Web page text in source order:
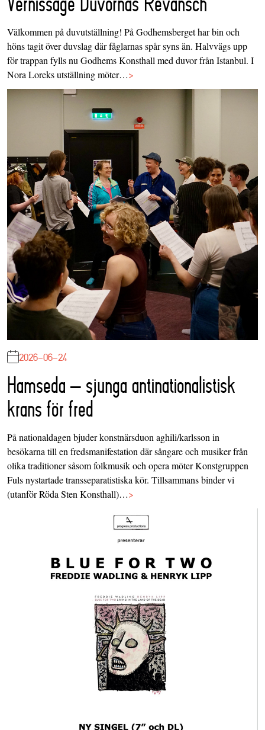
Välkommen på duvutställning! På Godhemsberget har bin och
höns tagit över duvslag där fåglarnas spår syns än. Halvvägs upp
för trappan fylls nu Godhems Konsthall med duvor från Istanbul. I
Nora Loreks utställning möter…>
2026-06-24
Hamseda – sjunga antinationalistisk
krans för fred
På nationaldagen bjuder konstnärsduon aghili/karlsson in
besökarna till en fredsmanifestation där sångare och musiker från
olika traditioner såsom folkmusik och opera möter Konstgruppen
Fuls nystartade transseparatistiska kör. Tillsammans binder vi
(utanför Röda Sten Konsthall)…>